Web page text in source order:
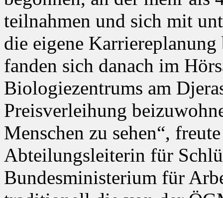
teilnahmen und sich mit
die eigene
fanden sich danach im
Biologiezentrums am
Preisverleihung
Menschen zu sehen“,
Abteilungsleiterin für
Bundesministerium für